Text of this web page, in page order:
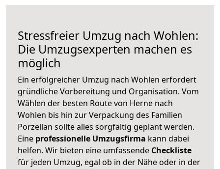
Stressfreier Umzug nach Wohlen:
Die Umzugsexperten machen es
möglich
Ein erfolgreicher Umzug nach Wohlen erfordert
gründliche Vorbereitung und Organisation. Vom
Wählen der besten Route von Herne nach
Wohlen bis hin zur Verpackung des Familien
Porzellan sollte alles sorgfältig geplant werden.
Eine professionelle Umzugsfirma kann dabei
helfen. Wir bieten eine umfassende Checkliste
für jeden Umzug, egal ob in der Nähe oder in der